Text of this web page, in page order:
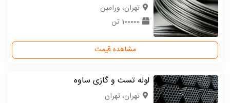
تهران، ورامین
100000 تن
مشاهده قیمت
لوله تست و گازی ساوه
تهران، تهران